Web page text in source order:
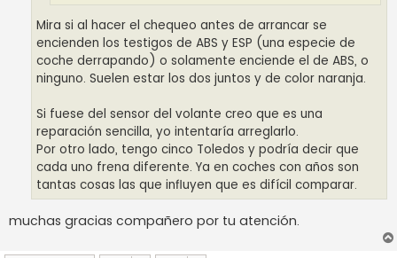
Mira si al hacer el chequeo antes de arrancar se
encienden los testigos de ABS y ESP (una especie de
coche derrapando) o solamente enciende el de ABS, o
ninguno. Suelen estar los dos juntos y de color naranja.
Si fuese del sensor del volante creo que es una
reparación sencilla, yo intentaría arreglarlo.
Por otro lado, tengo cinco Toledos y podría decir que
cada uno frena diferente. Ya en coches con años son
tantas cosas las que influyen que es difícil comparar.
muchas gracias compañero por tu atención.